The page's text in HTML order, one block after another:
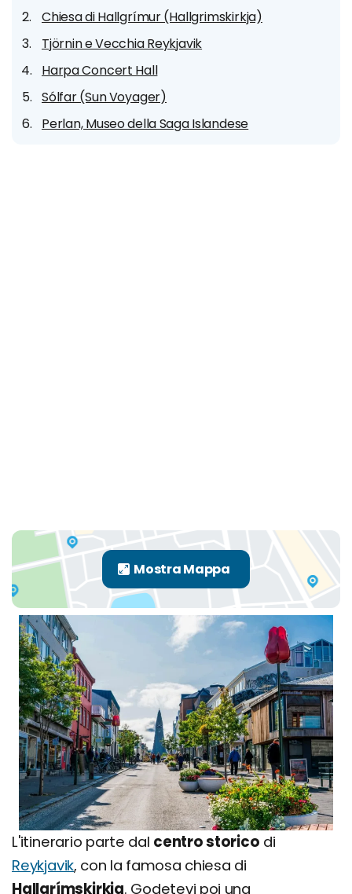
Chiesa di Hallgrímur (Hallgrimskirkja)
Tjörnin e Vecchia Reykjavik
Harpa Concert Hall
Sólfar (Sun Voyager)
Perlan, Museo della Saga Islandese
L'itinerario parte dal centro storico di
Reykjavik, con la famosa chiesa di
Hallgrímskirkja. Godetevi poi una